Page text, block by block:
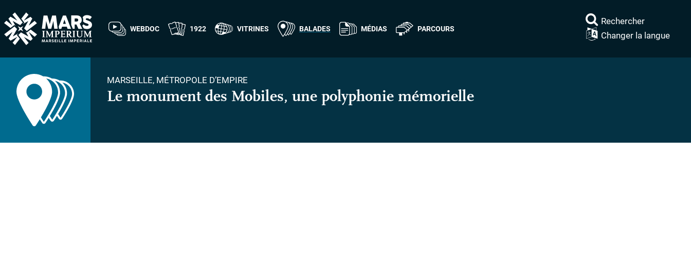
WEBDOC 1922 VITRINES BALADES MÉDIAS PARCOURS
Rechercher
Changer la langue
MARSEILLE, MÉTROPOLE D’EMPIRE
Le monument des Mobiles, une polyphonie mémorielle